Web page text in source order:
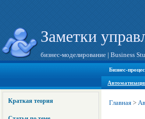
Заметки
бизнес-моделирование | Business
Бизнес-
Краткая теория Главная >